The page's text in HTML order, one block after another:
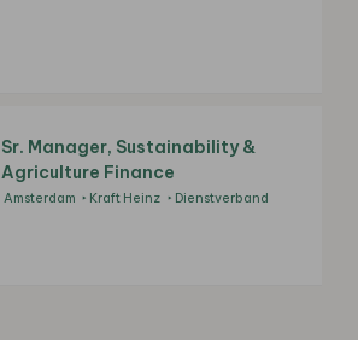
Sr. Manager, Sustainability &
Agriculture Finance
Amsterdam Kraft Heinz Dienstverband